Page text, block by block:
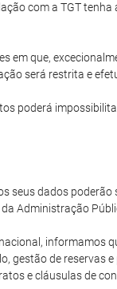
com a TGT
em que,
será restrita e
poderá
seus dados
Administração
gestão de
e cláusulas de